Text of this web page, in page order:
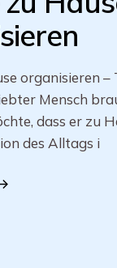
organisieren
Mensch
dass er zu
des Alltags i